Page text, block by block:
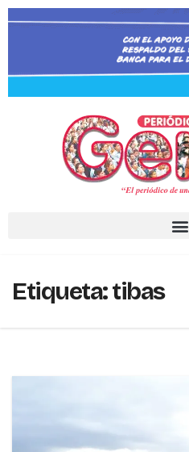
Etiqueta:tibas